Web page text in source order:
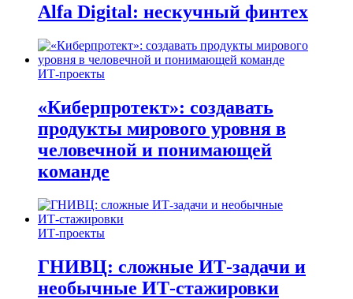
Alfa Digital: нескучный финтех
ИТ-проекты
«Киберпротект»: создавать
продукты мирового уровня в
человечной и понимающей
команде
ИТ-проекты
ГНИВЦ: сложные ИТ‑задачи и
необычные ИТ‑стажировки